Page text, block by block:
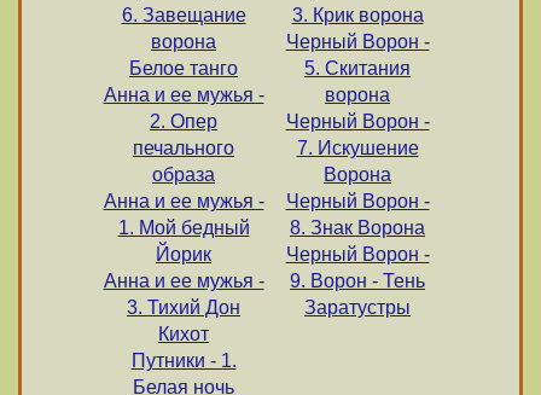
6. Завещание
ворона
Белое танго
Анна и ее мужья -
2. Опер
печального
образа
Анна и ее мужья -
1. Мой бедный
Йорик
Анна и ее мужья -
3. Тихий Дон
Кихот
Путники - 1.
Белая ночь
3. Крик ворона
Черный Ворон -
5. Скитания
ворона
Черный Ворон -
7. Искушение
Ворона
Черный Ворон -
8. Знак Ворона
Черный Ворон -
9. Ворон - Тень
Заратустры